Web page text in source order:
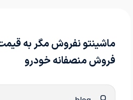
ماشینتو نفروش مگر به
فروش منصفانه خودرو